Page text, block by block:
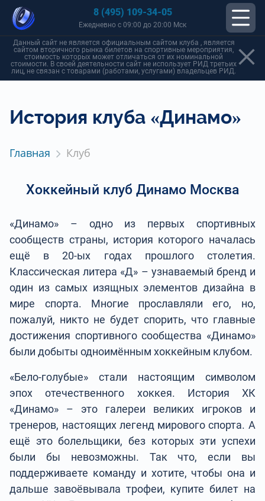
8 (495) 109-34-05
Ежедневно с 09:00 до 20:00 Мск
Данный сайт не является официальным сайтом клуба , является
сайтом вторичного рынка билетов на спортивные мероприятия,
стоимость которых может отличаться от их номинальной
стоимости. В своей деятельности сайт не использует РИД третьих
лиц, не связан с товарами (работами, услугами) владельцев РИД.
История клуба «Динамо»
Главная Клуб
Хоккейный клуб Динамо Москва
«Динамо» – одно из первых спортивных
сообществ страны, история которого началась
ещё в 20-ых годах прошлого столетия.
Классическая литера «Д» – узнаваемый бренд и
один из самых изящных элементов дизайна в
мире спорта. Многие прославляли его, но,
пожалуй, никто не будет спорить, что главные
достижения спортивного сообщества «Динамо»
были добыты одноимённым хоккейным клубом.
«Бело-голубые» стали настоящим символом
эпох отечественного хоккея. История ХК
«Динамо» – это галереи великих игроков и
тренеров, настоящих легенд мирового спорта. А
ещё это болельщики, без которых эти успехи
были бы невозможны. Так что, если вы
поддерживаете команду и хотите, чтобы она и
дальше завоёвывала трофеи, купите билет на